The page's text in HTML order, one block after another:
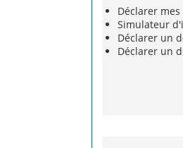
Déclarer
Simulateur
Déclarer un
Déclarer un